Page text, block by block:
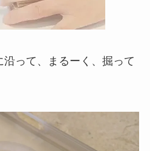
って、まるーく、掘って